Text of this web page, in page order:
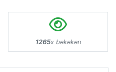
1265x bekeken